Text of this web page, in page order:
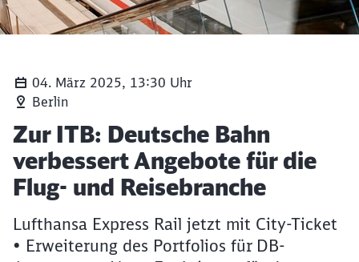
04. März 2025, 13:30 Uhr
Berlin
Artikel:
Zur ITB: Deutsche Bahn
verbessert Angebote für die
Flug- und Reisebranche
Lufthansa Express Rail jetzt mit City-Ticket
• Erweiterung des Portfolios für DB-